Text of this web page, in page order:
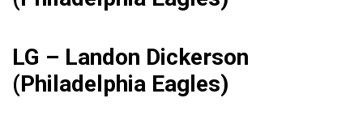
LG – Landon Dickerson
(Philadelphia Eagles)